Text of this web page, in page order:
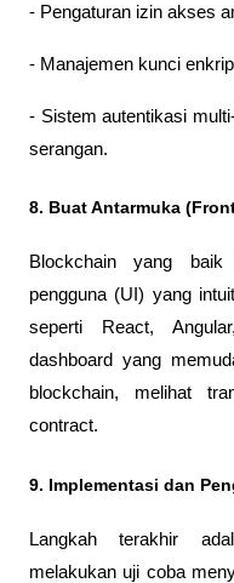
- Pengaturan izin akses
- Manajemen kunci
- Sistem autentikasi
serangan.
8. Buat Antarmuka
Blockchain yang
pengguna (UI) yang
seperti React,
dashboard yang
blockchain, melihat
contract.
9. Implementasi dan
Langkah terakhir
melakukan uji coba